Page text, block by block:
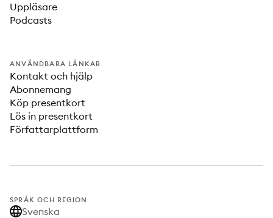
Uppläsare
Podcasts
ANVÄNDBARA LÄNKAR
Kontakt och hjälp
Abonnemang
Köp presentkort
Lös in presentkort
Författarplattform
SPRÅK OCH REGION
Svenska